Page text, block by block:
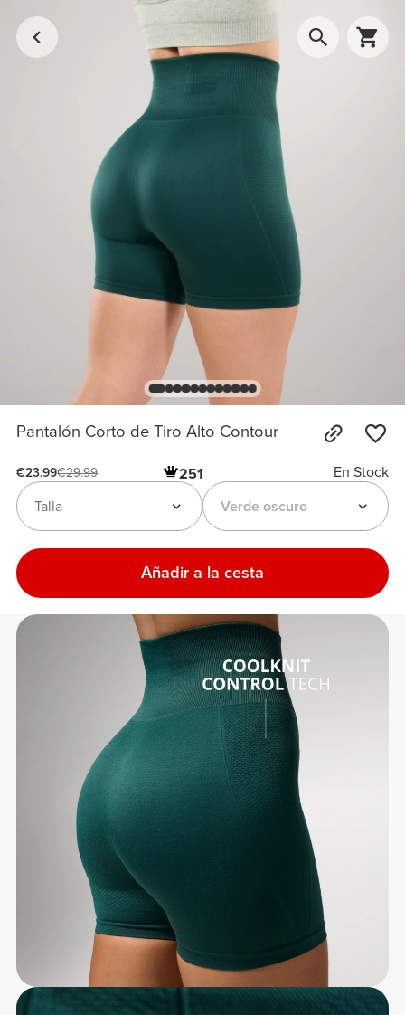
Pantalón Corto de Tiro Alto Contour
€23.99€29.99 251
En Stock
Verde oscuro
Talla
Añadir a la cesta